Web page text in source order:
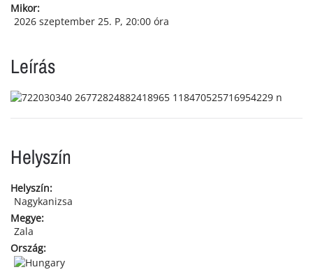
Mikor:
2026 szeptember 25. P, 20:00 óra
Leírás
Helyszín
Helyszín:
Nagykanizsa
Megye:
Zala
Ország: